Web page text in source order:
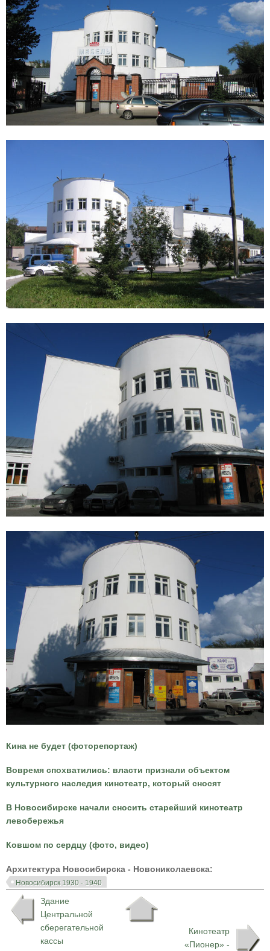
Кина не будет (фоторепортаж)
Вовремя спохватились: власти признали объектом
культурного наследия кинотеатр, который сносят
В Новосибирске начали сносить старейший кинотеатр
левобережья
Ковшом по сердцу (фото, видео)
Архитектура Новосибирска - Новониколаевска:
Новосибирск 1930 - 1940
Здание
Центральной
сберегательной
кассы
Кинотеатр
«Пионер» -